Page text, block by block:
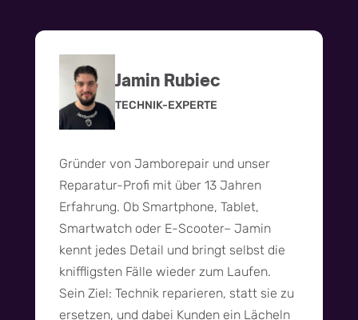
Jamin Rubiec
TECHNIK-EXPERTE
Gründer von Jamborepair und unser
Reparatur-Profi mit über 13 Jahren
Erfahrung. Ob Smartphone, Tablet,
Smartwatch oder E-Scooter– Jamin
kennt jedes Detail und bringt selbst die
kniffligsten Fälle wieder zum Laufen.
Sein Ziel: Technik reparieren, statt sie zu
ersetzen, und dabei Kunden ein Lächeln